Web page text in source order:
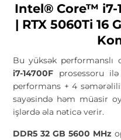
Intel® Core™ i7-
| RTX 5060Ti 16
Bu yüksək performanslı
i7-14700F prosessoru
performans + 4
sayəsində həm müasir
işlərdə əla nəticə verir.
DDR5 32 GB 5600 MHz